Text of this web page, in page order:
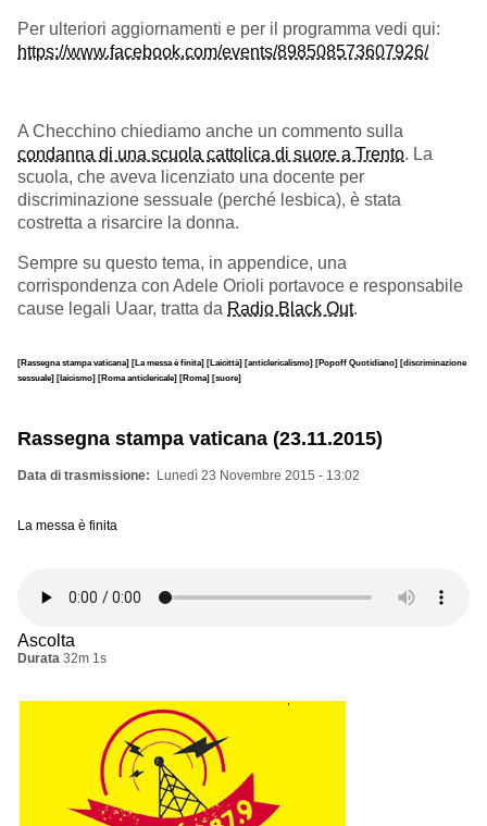
Per ulteriori aggiornamenti e per il programma vedi qui:
https://www.facebook.com/events/898508573607926/
A Checchino chiediamo anche un commento sulla
condanna di una scuola cattolica di suore a Trento. La
scuola, che aveva licenziato una docente per
discriminazione sessuale (perché lesbica), è stata
costretta a risarcire la donna.
Sempre su questo tema, in appendice, una
corrispondenza con Adele Orioli portavoce e responsabile
cause legali Uaar, tratta da Radio Black Out.
[Rassegna stampa vaticana] [La messa è finita] [Laicittà] [anticlericalismo] [Popoff Quotidiano] [discriminazione
sessuale] [laicismo] [Roma anticlericale] [Roma] [suore]
Rassegna stampa vaticana (23.11.2015)
Data di trasmissione Lunedì 23 Novembre 2015 - 13:02
La messa è finita
Ascolta
Durata 32m 1s